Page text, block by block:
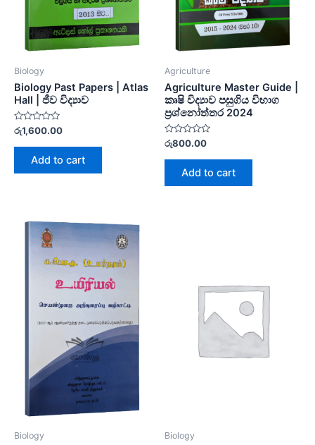
Biology
Biology Past Papers | Atlas
Hall | ජීව විද්‍යාව
Rated
out
රු1,600.00
Add to cart
Agriculture
Agriculture Master Guide |
කෘෂි විද්‍යාව පසුගිය විභාග
ප්‍රශ්නෝත්තර 2024
Rated
out
රු800.00
Add to cart
Biology Biology